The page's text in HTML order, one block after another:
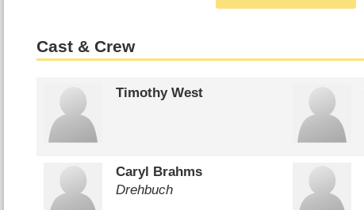
Cast & Crew
Timothy West
Caryl Brahms
Drehbuch